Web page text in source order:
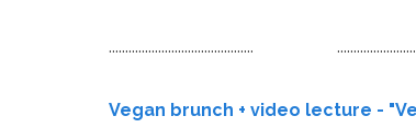
............................................
Vegan brunch + video lecture -